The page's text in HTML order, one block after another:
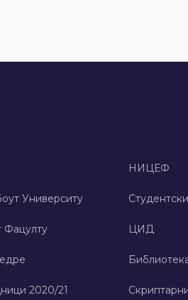
Университy
Фацултy
2020/21
НИЦЕФ
ЦИД